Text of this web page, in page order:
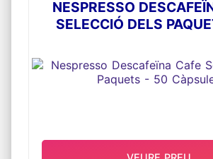
CÀPSULES COMPOSTABLES
cafè 100% Premium Orgànic.
fabricades a partir de matèries
contenidor orgànic i la llauna en
d'envasos metàl·lics.
CAFÈ AROMÀTIC, de sabor
NESPRESSO
SELECCIÓ DELS